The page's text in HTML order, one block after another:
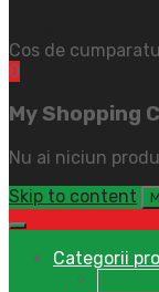
Cos de
0
My Shopping
Nu ai niciun
Skip to content
Categorii